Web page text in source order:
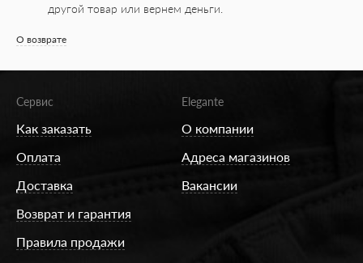
другой товар или вернем деньги.
О возврате
Сервис
Как заказать
Оплата
Доставка
Возврат и гарантия
Правила продажи
Elegante
О компании
Адреса магазинов
Вакансии